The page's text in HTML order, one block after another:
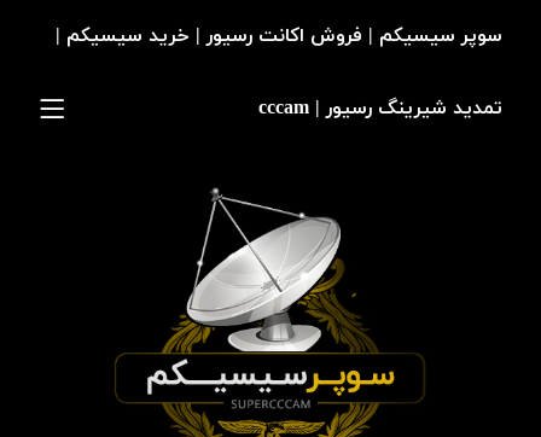
سوپر سیسیکم | فروش اکانت رسیور | خرید سیسیکم |
تمدید شیرینگ رسیور | cccam